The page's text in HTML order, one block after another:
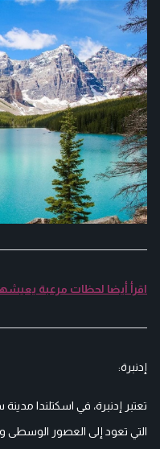
اقرأ أيضا لحظات مرعبة
إدنبرة:
تعتبر إدنبرة، في اسكتلندا
التي تعود إلى العصور الوسطى